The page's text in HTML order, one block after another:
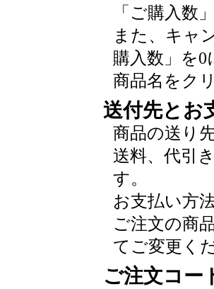
「ご購入数
また、キャ
購入数」を
商品名をク
送付先とお
商品の送り
送料、代引
す。
お支払い方
ご注文の商
てご変更く
ご注文コー